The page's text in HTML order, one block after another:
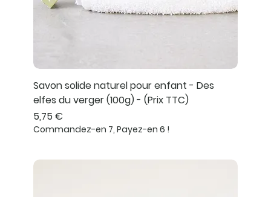
Savon solide naturel pour enfant - Des
elfes du verger (100g) - (Prix TTC)
Prix
5,75 €
Commandez-en 7, Payez-en 6 !